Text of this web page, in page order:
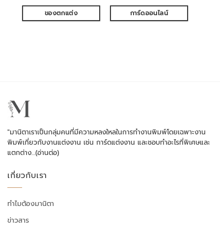
ของตกแต่ง การ์ดออนไลน์
"มานิตาเราเป็นกลุ่มคนที่มีความหลงใหลในการทำงานพิมพ์โดยเฉพาะงาน
พิมพ์เกี่ยวกับงานแต่งงาน เช่น การ์ดแต่งงาน และชอบทำอะไรที่พิเศษและ
แตกต่าง…(อ่านต่อ)
เกี่ยวกับเรา
ทำไมต้องมานิตา
ข่าวสาร